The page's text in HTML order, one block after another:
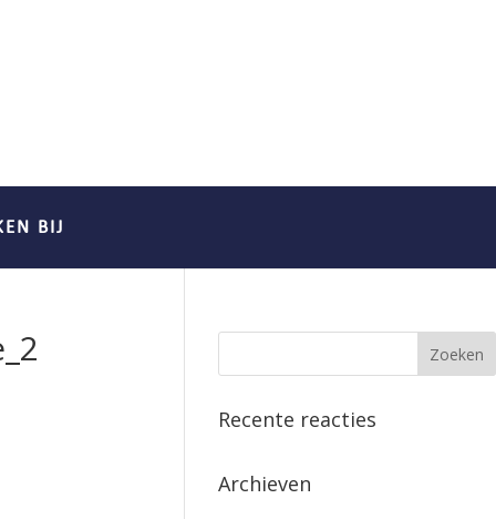
BIJ
Recente reacties
Archieven